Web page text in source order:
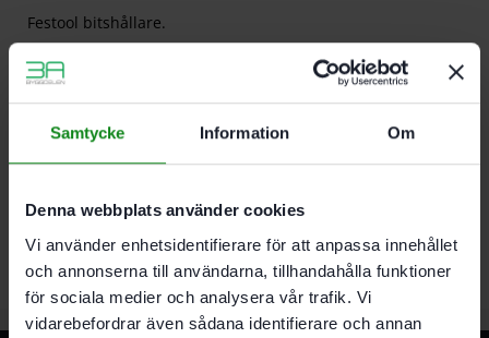
Samtycke Information Om
Denna webbplats använder cookies
Vi använder enhetsidentifierare för att anpassa innehållet
och annonserna till användarna, tillhandahålla funktioner
för sociala medier och analysera vår trafik. Vi
vidarebefordrar även sådana identifierare och annan
Festool bitshållare.
Beskrivning Teknisk Data Recensioner (0)
Egenskaper
Bitshållare